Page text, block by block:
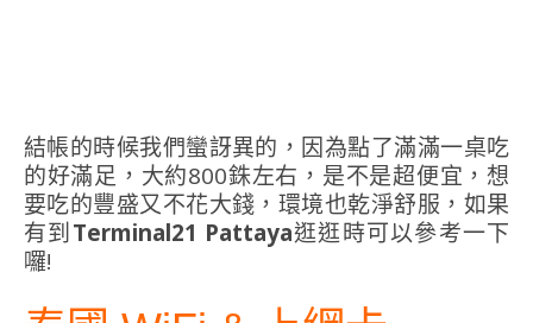
結帳的時候我們蠻訝異的，因為點了滿滿一桌吃
的好滿足，大約800銖左右，是不是超便宜，想
要吃的豐盛又不花大錢，環境也乾淨舒服，如果
有到Terminal21 Pattaya逛逛時可以參考一下
囉!